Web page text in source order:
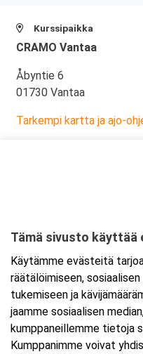
Kurssipaikka
CRAMO Vantaa
Åbyntie 6
01730 Vantaa
Tarkempi kartta ja ajo-
Tämä sivusto käyttää
Käytämme evästeitä
räätälöimiseen,
tukemiseen ja
jaamme sosiaalisen
kumppaneillemme tietoja
Kumppanimme voivat